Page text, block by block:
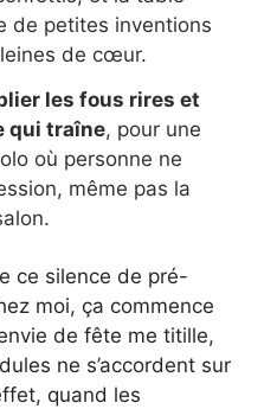
de petites inventions
de cœur.
les fous rires et
qui traîne, pour une
où personne ne
même pas la
ce silence de pré-
moi, ça commence
de fête me titille,
ne s’accordent sur
quand les